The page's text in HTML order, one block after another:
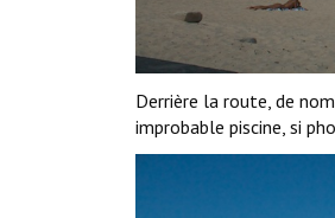
Derrière la route, de
improbable piscine, si